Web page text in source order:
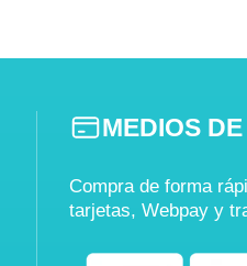
MEDIOS
Compra de forma
tarjetas, Webpay y